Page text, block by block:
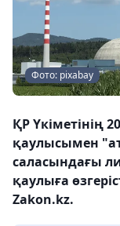
Фото: pixabay
ҚР Үкіметінің
қаулысымен
саласындағы
қаулыға
Zakon.kz.